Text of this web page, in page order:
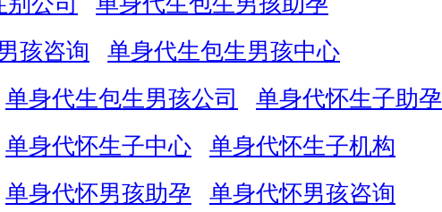
孩咨询
单身代生包生男孩中心
单身代生包生男孩公司
单身代怀生子助孕
单身代怀生子中心
单身代怀生子机构
单身代怀男孩助孕 单身代怀男孩咨询